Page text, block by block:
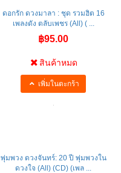
ดอกรัก ดวงมาลา : ชุด รวมฮิต 16
เพลงดัง ตลับเพชร (All) ( ...
฿95.00
สินค้าหมด
เพิ่มในตะกร้า
พุ่มพวง ดวงจันทร์: 20 ปี พุ่มพวงใน
ดวงใจ (All) (CD) (เพล ...